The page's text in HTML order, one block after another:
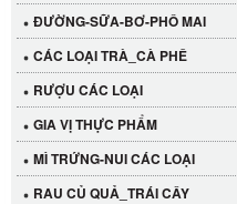
ĐƯỜNG-SỮA-BƠ-PHÔ MAI
CÁC LOẠI TRÀ_CÀ PHÊ
RƯỢU CÁC LOẠI
GIA VỊ THỰC PHẨM
MÌ TRỨNG-NUI CÁC LOẠI
RAU CỦ QUẢ_TRÁI CÂY